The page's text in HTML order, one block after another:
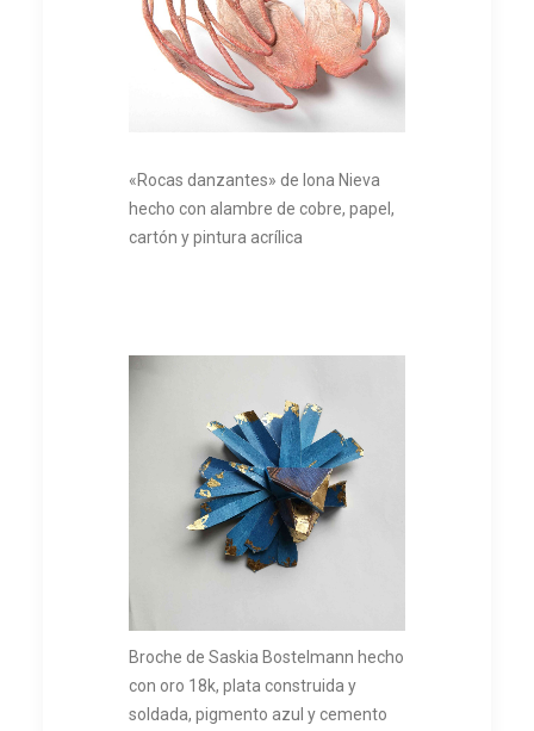
«Rocas danzantes» de Iona Nieva
hecho con alambre de cobre, papel,
cartón y pintura acrílica
Broche de Saskia Bostelmann hecho
con oro 18k, plata construida y
soldada, pigmento azul y cemento